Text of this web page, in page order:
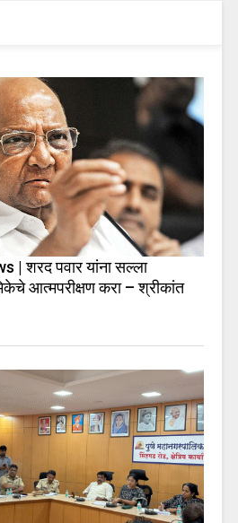
| शरद पवार यांना सल्ला
आत्मपरीक्षण करा – श्रीकांत